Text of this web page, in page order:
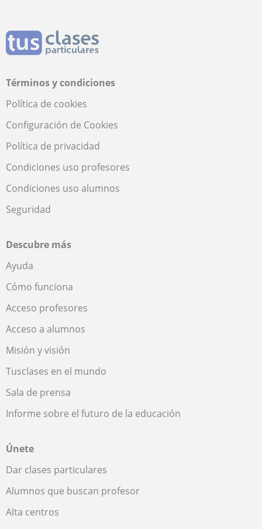
Términos y condiciones
Política de cookies
Configuración de Cookies
Política de privacidad
Condiciones uso profesores
Condiciones uso alumnos
Seguridad
Descubre más
Ayuda
Cómo funciona
Acceso profesores
Acceso a alumnos
Misión y visión
Tusclases en el mundo
Sala de prensa
Informe sobre el futuro de la educación
Únete
Dar clases particulares
Alumnos que buscan profesor
Alta centros